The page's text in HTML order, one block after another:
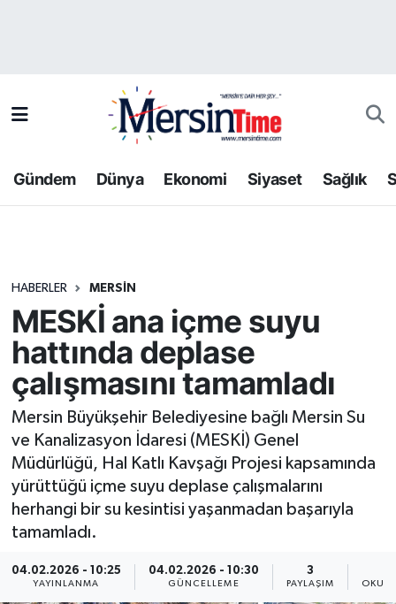
Gündem Dünya Ekonomi Siyaset Sağlık
HABERLER MERSIN
MESKİ ana içme suyu
hattında deplase
çalışmasını tamamladı
Mersin Büyükşehir Belediyesine bağlı Mersin Su
ve Kanalizasyon İdaresi (MESKİ) Genel
Müdürlüğü, Hal Katlı Kavşağı Projesi kapsamında
yürüttüğü içme suyu deplase çalışmalarını
herhangi bir su kesintisi yaşanmadan başarıyla
tamamladı.
04.02.2026 - 10:25
YAYINLANMA
04.02.2026 - 10:30
GÜNCELLEME
3
PAYLAŞIM
Bilim-Teknoloji
Dünya
Ekonomi
Gündem
Kültür-Sanat
Resmi İlan
Sağlık
Siyaset
Spor
Trafik Durumu
Tüm Manşetler
Haber Arşivi